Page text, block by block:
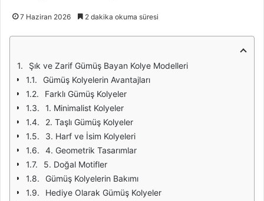
7 Haziran 2026 2 dakika okuma süresi
Şık ve Zarif Gümüş Bayan Kolye Modelleri
Gümüş Kolyelerin Avantajları
Farklı Gümüş Kolyeler
1. Minimalist Kolyeler
2. Taşlı Gümüş Kolyeler
3. Harf ve İsim Kolyeleri
4. Geometrik Tasarımlar
5. Doğal Motifler
Gümüş Kolyelerin Bakımı
Hediye Olarak Gümüş Kolyeler